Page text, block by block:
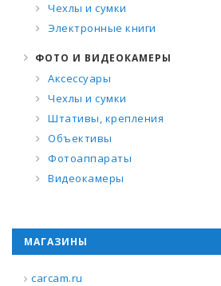
Чехлы и сумки
Электронные книги
ФОТО И ВИДЕОКАМЕРЫ
Аксессуары
Чехлы и сумки
Штативы, крепления
Объективы
Фотоаппараты
Видеокамеры
МАГАЗИНЫ
carcam.ru